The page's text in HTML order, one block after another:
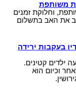
משותפת
וחלוקת זמנים
את האב בתשלום
בעקבות ירידה
ילדים קטינים.
וכיום הוא